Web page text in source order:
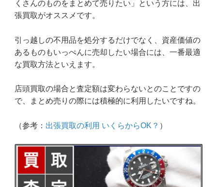
くさんのものをまとめて売りたい」という方には、出
張買取がオススメです。
引っ越しの不用品を処分するだけでなく、資産価値の
あるものもいっぺんに売却したい場合には、一番最適
な買取方法といえます。
店頭買取の場合と査定額は変わらないとのことですの
で、まとめ売りの際には積極的に利用したいですね。
（参考： 出張買取の利用 いくらからOK？ ）